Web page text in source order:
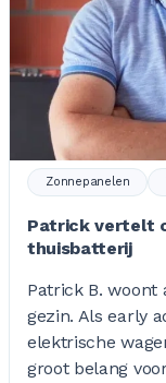
Zonnepanelen
Patrick vertelt
thuisbatterij
Patrick B. woont
gezin. Als early
elektrische
groot belang